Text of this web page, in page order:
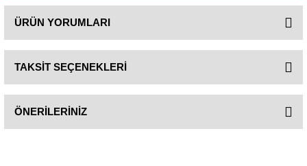
ÜRÜN YORUMLARI
TAKSİT SEÇENEKLERİ
ÖNERİLERİNİZ